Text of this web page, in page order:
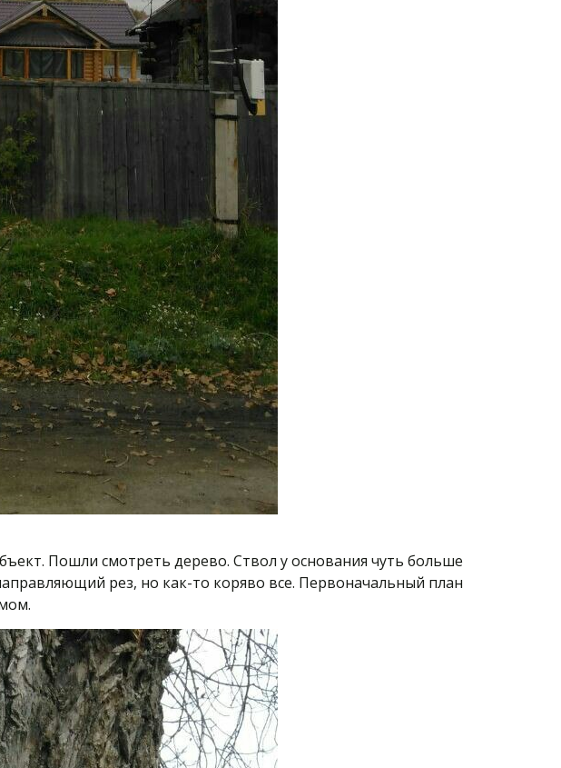
Пошли смотреть дерево. Ствол у основания чуть больше
рез, но как-то коряво все. Первоначальный план